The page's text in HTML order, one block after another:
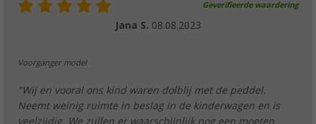
Geverifieerde waardering
Jana S. 08.08.2023
Voorganger model
"Wij en vooral ons kind waren dolblij met de peddel.
Neemt weinig ruimte in beslag in de kinderwagen en is
veelzijdig. We zullen er waarschijnlijk nog een moeten